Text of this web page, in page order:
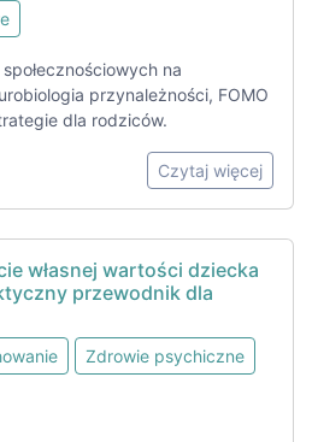
na
przynależności, FOMO
dla rodziców.
Czytaj więcej
własnej wartości dziecka
przewodnik dla
Zdrowie psychiczne